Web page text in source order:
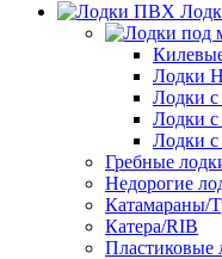
Лодки
Лодки
Лодки
Лодки
Гребные
Недорогие
Катамараны/
Катера/RIB
Пластиковые